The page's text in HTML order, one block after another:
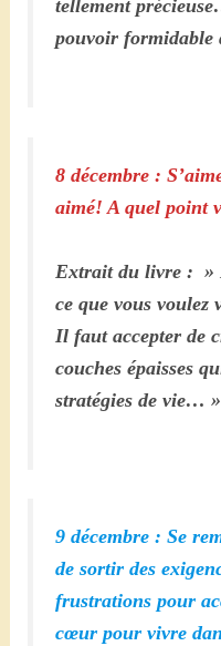
tellement
pouvoir
8 décembre :
aimé! A quel point
Extrait du livre : »
ce que vous voulez
Il faut accepter de
couches épaisses
stratégies de vie…
9 décembre : Se
de sortir des
frustrations pour
cœur pour vivre